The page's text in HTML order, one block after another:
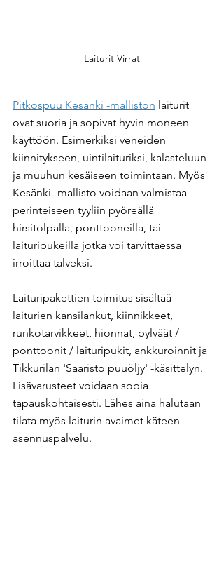
Laiturit Virrat
Pitkospuu Kesänki -malliston laiturit
ovat suoria ja sopivat hyvin moneen
käyttöön. Esimerkiksi veneiden
kiinnitykseen, uintilaituriksi, kalasteluun
ja muuhun kesäiseen toimintaan. Myös
Kesänki -mallisto voidaan valmistaa
perinteiseen tyyliin pyöreällä
hirsitolpalla, ponttooneilla, tai
laituripukeilla jotka voi tarvittaessa
irroittaa talveksi.
Laituripakettien toimitus sisältää
laiturien kansilankut, kiinnikkeet,
runkotarvikkeet, hionnat, pylväät /
ponttoonit / laituripukit, ankkuroinnit ja
Tikkurilan 'Saaristo puuöljy' -käsittelyn.
Lisävarusteet voidaan sopia
tapauskohtaisesti. Lähes aina halutaan
tilata myös laiturin avaimet käteen
asennuspalvelu. ​